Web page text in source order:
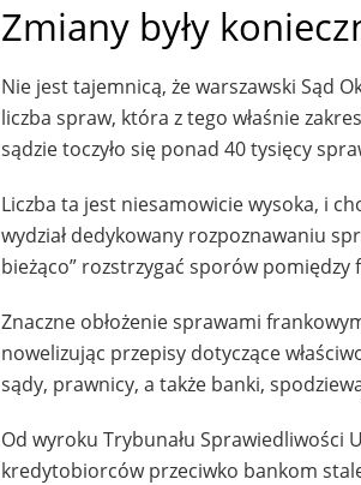
Zmiany były
Nie jest tajemnicą, że warszawski Sąd
liczba spraw, która z tego właśnie
sądzie toczyło się ponad 40 tysięcy
Liczba ta jest niesamowicie wysoka, i
wydział dedykowany rozpoznawaniu
bieżąco” rozstrzygać sporów pomiędzy
Znaczne obłożenie sprawami
nowelizując przepisy dotyczące
sądy, prawnicy, a także banki,
Od wyroku Trybunału Sprawiedliwości
kredytobiorców przeciwko bankom